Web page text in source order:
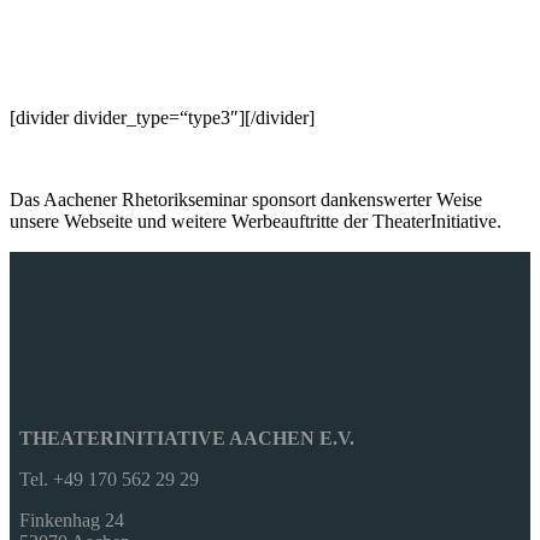
[divider divider_type=“type3″][/divider]
Das Aachener Rhetorikseminar sponsort dankenswerter Weise
unsere Webseite und weitere Werbeauftritte der TheaterInitiative.
THEATERINITIATIVE AACHEN E.V.
Tel. +49 170 562 29 29
Finkenhag 24